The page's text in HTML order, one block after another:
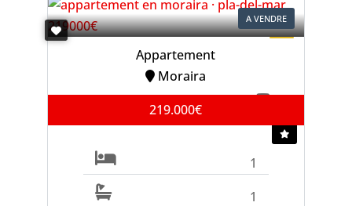
A VENDRE
Appartement
Moraira
219.000€
1
1